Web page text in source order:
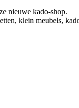
nieuwe kado-shop.
klein meubels,